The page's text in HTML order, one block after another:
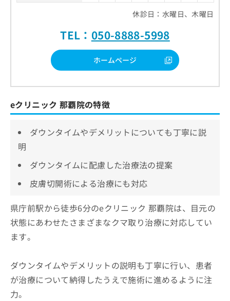
休診日：水曜日、木曜日
TEL： 050-8888-5998
ホームページ
eクリニック 那覇院の特徴
ダウンタイムやデメリットについても丁寧に説
明
ダウンタイムに配慮した治療法の提案
皮膚切開術による治療にも対応
県庁前駅から徒歩6分のeクリニック 那覇院は、目元の
状態にあわせたさまざまなクマ取り治療に対応してい
ます。
ダウンタイムやデメリットの説明も丁寧に行い、患者
が治療について納得したうえで施術に進めるように注
力。